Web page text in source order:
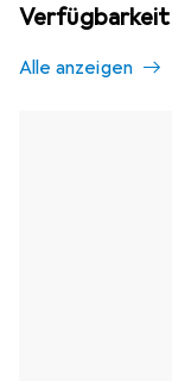
Verfügbarkeit
Alle anzeigen